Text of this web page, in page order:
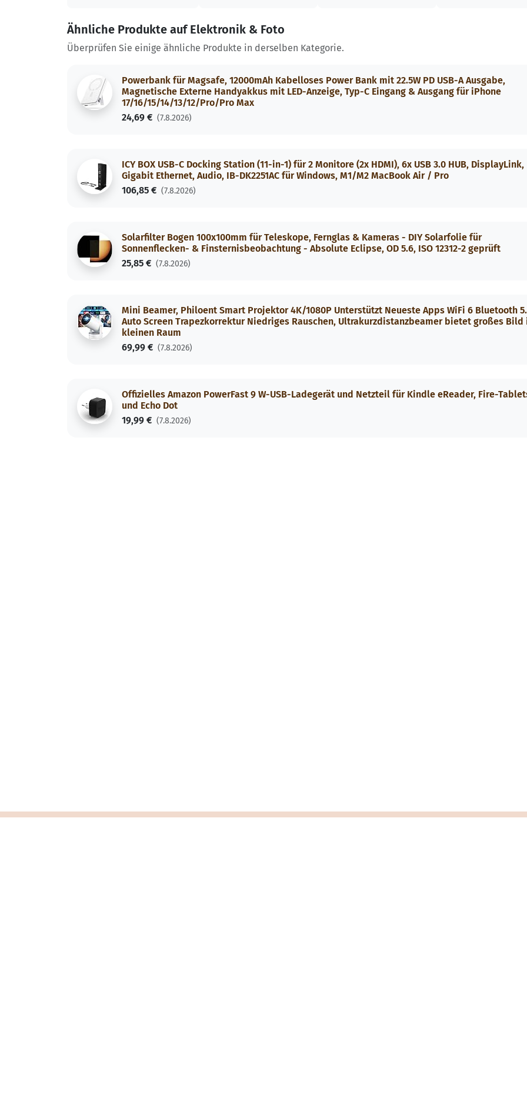
Ähnliche Produkte auf Elektronik & Foto
Überprüfen Sie einige ähnliche Produkte in derselben Kategorie.
Powerbank für Magsafe, 12000mAh Kabelloses Power Bank mit 22.5W PD USB-A Ausgabe,
Magnetische Externe Handyakkus mit LED-Anzeige, Typ-C Eingang & Ausgang für iPhone
17/16/15/14/13/12/Pro/Pro Max
24,69 € (7.8.2026)
ICY BOX USB-C Docking Station (11-in-1) für 2 Monitore (2x HDMI), 6x USB 3.0 HUB, DisplayLink,
Gigabit Ethernet, Audio, IB-DK2251AC für Windows, M1/M2 MacBook Air / Pro
106,85 € (7.8.2026)
Solarfilter Bogen 100x100mm für Teleskope, Fernglas & Kameras - DIY Solarfolie für
Sonnenflecken- & Finsternisbeobachtung - Absolute Eclipse, OD 5.6, ISO 12312-2 geprüft
25,85 € (7.8.2026)
Mini Beamer, Philoent Smart Projektor 4K/1080P Unterstützt Neueste Apps WiFi 6 Bluetooth
Auto Screen Trapezkorrektur Niedriges Rauschen, Ultrakurzdistanzbeamer bietet großes Bild
kleinen Raum
69,99 € (7.8.2026)
Offizielles Amazon PowerFast 9 W-USB-Ladegerät und Netzteil für Kindle eReader, Fire-
und Echo Dot
19,99 € (7.8.2026)